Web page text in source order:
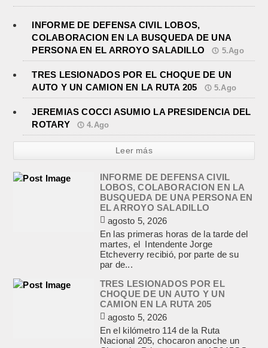
INFORME DE DEFENSA CIVIL LOBOS,
COLABORACION EN LA BUSQUEDA DE UNA
PERSONA EN EL ARROYO SALADILLO
5.Ago
TRES LESIONADOS POR EL CHOQUE DE UN
AUTO Y UN CAMION EN LA RUTA 205
5.Ago
JEREMIAS COCCI ASUMIO LA PRESIDENCIA DEL
ROTARY
4.Ago
Leer más
INFORME DE DEFENSA CIVIL
LOBOS, COLABORACION EN LA
BUSQUEDA DE UNA PERSONA EN
EL ARROYO SALADILLO
agosto 5, 2026
En las primeras horas de la tarde del
martes, el Intendente Jorge
Etcheverry recibió, por parte de su
par de...
TRES LESIONADOS POR EL
CHOQUE DE UN AUTO Y UN
CAMION EN LA RUTA 205
agosto 5, 2026
En el kilómetro 114 de la Ruta
Nacional 205, chocaron anoche un